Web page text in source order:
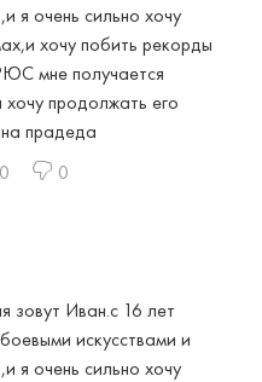
я очень сильно хочу
хочу побить рекорды
мне получается
продолжать его
прадеда
0 0
зовут Иван.с 16 лет
искусствами и
я очень сильно хочу